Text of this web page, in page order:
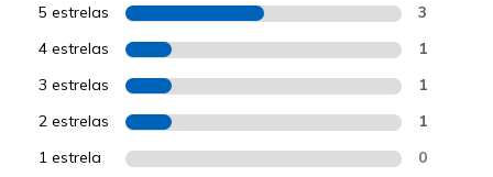
5 estrelas 3
4 estrelas 1
3 estrelas 1
2 estrelas 1
1 estrela 0